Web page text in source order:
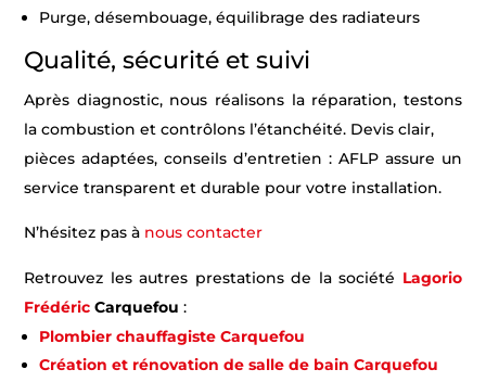
Purge, désembouage, équilibrage des radiateurs
Qualité, sécurité et suivi
Après diagnostic, nous réalisons la réparation, testons
la combustion et contrôlons l’étanchéité. Devis clair,
pièces adaptées, conseils d’entretien : AFLP assure un
service transparent et durable pour votre installation.
N’hésitez pas à nous contacter
Retrouvez les autres prestations de la société Lagorio
Frédéric Carquefou :
Plombier chauffagiste Carquefou
Création et rénovation de salle de bain Carquefou